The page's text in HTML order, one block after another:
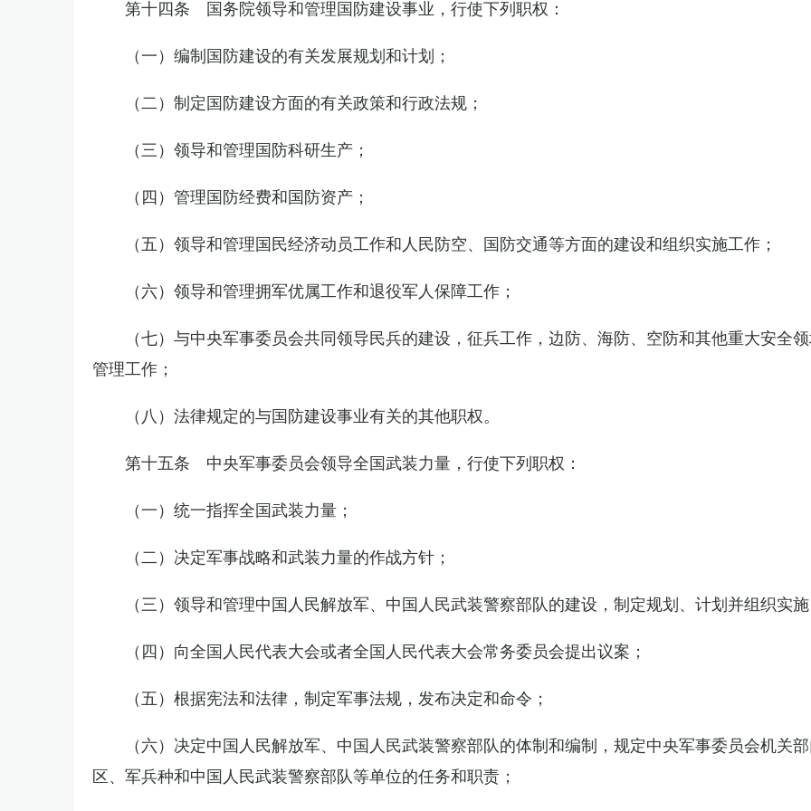
第十四条 国务院领导和管理国防建设事业，行使下列职权：
（一）编制国防建设的有关发展规划和计划；
（二）制定国防建设方面的有关政策和行政法规；
（三）领导和管理国防科研生产；
（四）管理国防经费和国防资产；
（五）领导和管理国民经济动员工作和人民防空、国防交通等方面的建设和组织实施工作；
（六）领导和管理拥军优属工作和退役军人保障工作；
（七）与中央军事委员会共同领导民兵的建设，征兵工作，边防、海防、空防和其他重大安全
管理工作；
（八）法律规定的与国防建设事业有关的其他职权。
第十五条 中央军事委员会领导全国武装力量，行使下列职权：
（一）统一指挥全国武装力量；
（二）决定军事战略和武装力量的作战方针；
（三）领导和管理中国人民解放军、中国人民武装警察部队的建设，制定规划、计划并组织实
（四）向全国人民代表大会或者全国人民代表大会常务委员会提出议案；
（五）根据宪法和法律，制定军事法规，发布决定和命令；
（六）决定中国人民解放军、中国人民武装警察部队的体制和编制，规定中央军事委员会机关
区、军兵种和中国人民武装警察部队等单位的任务和职责；